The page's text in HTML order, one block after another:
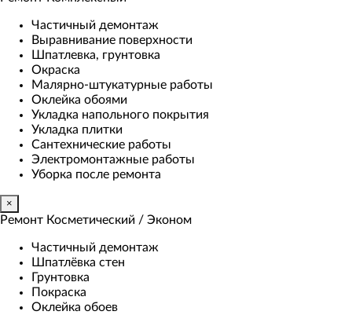
Частичный демонтаж
Выравнивание поверхности
Шпатлевка, грунтовка
Окраска
Малярно-штукатурные работы
Оклейка обоями
Укладка напольного покрытия
Укладка плитки
Сантехнические работы
Электромонтажные работы
Уборка после ремонта
×
Ремонт Косметический / Эконом​
Частичный демонтаж
Шпатлёвка стен
Грунтовка
Покраска
Оклейка обоев